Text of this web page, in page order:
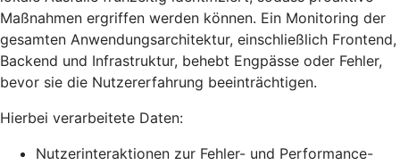
Maßnahmen ergriffen werden können. Ein Monitoring der
gesamten Anwendungsarchitektur, einschließlich Frontend,
Backend und Infrastruktur, behebt Engpässe oder Fehler,
bevor sie die Nutzererfahrung beeinträchtigen.
Hierbei verarbeitete Daten:
Nutzerinteraktionen zur Fehler- und Performance-